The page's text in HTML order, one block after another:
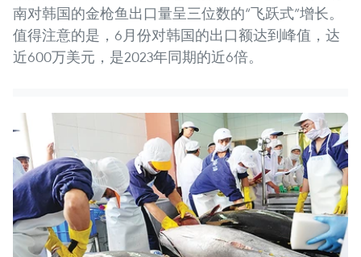
南对韩国的金枪鱼出口量呈三位数的“飞跃式”增长。
值得注意的是，6月份对韩国的出口额达到峰值，达
近600万美元，是2023年同期的近6倍。